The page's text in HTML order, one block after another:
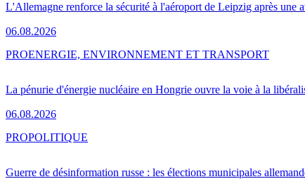
L'Allemagne renforce la sécurité à l'aéroport de Leipzig après une
06.08.2026
La pénurie d'énergie nucléaire en Hongrie ouvre la voie à la
06.08.2026
PROENERGIE, ENVIRONNEMENT ET TRANSPORT
Guerre de désinformation russe : les élections municipales
PROPOLITIQUE